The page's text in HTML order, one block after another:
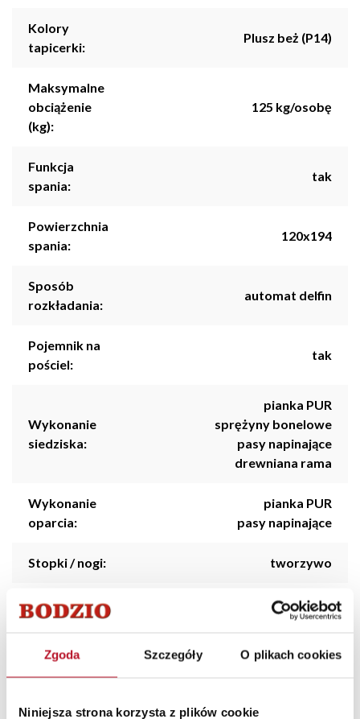
Zgoda Szczegóły O plikach cookies
Niniejsza strona korzysta z plików cookie
Kolory
tapicerki:
Plusz beż (P14)
Maksymalne
obciążenie
(kg):
125 kg/osobę
Funkcja
spania:
tak
Powierzchnia
spania:
120x194
Sposób
rozkładania:
automat delfin
Pojemnik na
pościel:
tak
Wykonanie
siedziska:
pianka PUR
sprężyny bonelowe
pasy napinające
drewniana rama
Wykonanie
oparcia:
pianka PUR
pasy napinające
Stopki / nogi: tworzywo
Dodatkowe
funkcje:
ruchomy zagłówek
Styl: Skandynawski